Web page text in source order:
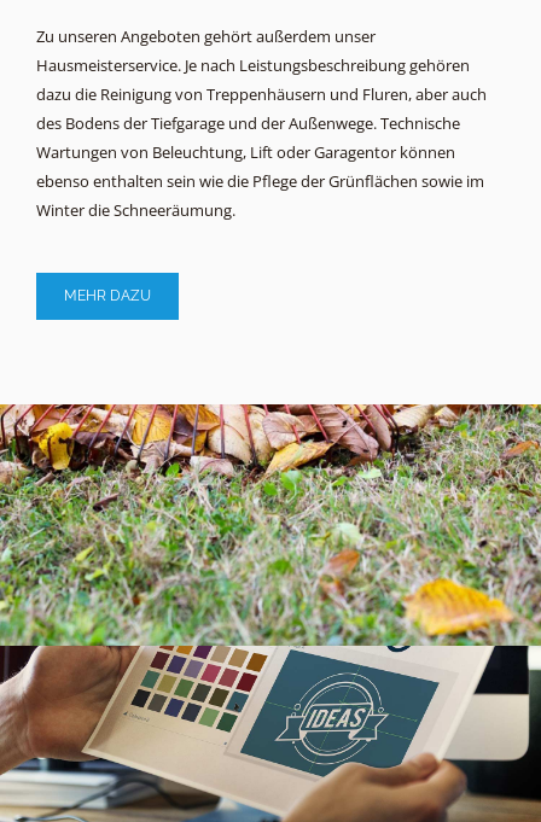
Zu unseren Angeboten gehört außerdem unser
Hausmeisterservice. Je nach Leistungsbeschreibung gehören
dazu die Reinigung von Treppenhäusern und Fluren, aber auch
des Bodens der Tiefgarage und der Außenwege. Technische
Wartungen von Beleuchtung, Lift oder Garagentor können
ebenso enthalten sein wie die Pflege der Grünflächen sowie im
Winter die Schneeräumung.
MEHR DAZU